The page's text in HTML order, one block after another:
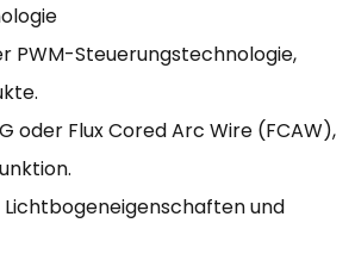
PWM-Steuerungstechnologie,
oder Flux Cored Arc Wire (FCAW),
und